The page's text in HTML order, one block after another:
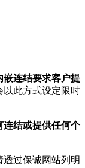
嵌连结要求客户提
以此方式设定限时
连结或提供任何个
过保诚网站列明